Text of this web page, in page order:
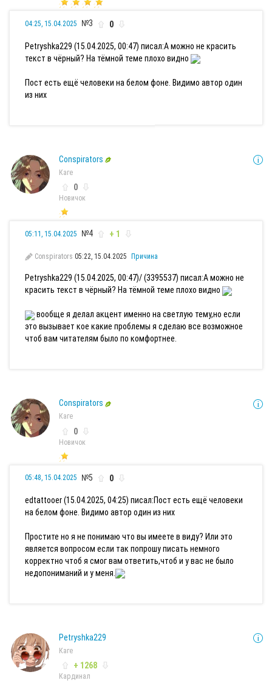
04:25, 15.04.2025 №3 0
Petryshka229 (15.04.2025, 00:47) писал:А можно не красить
текст в чёрный? На тёмной теме плохо видно
Пост есть ещё человеки на белом фоне. Видимо автор один
из них
Conspirators
Каге
0
Новичок
05:11, 15.04.2025 №4 + 1
Conspirators 05:22, 15.04.2025 Причина
Petryshka229 (15.04.2025, 00:47)/ (3395537) писал:А можно не
красить текст в чёрный? На тёмной теме плохо видно
вообще я делал акцент именно на светлую тему,но если
это вызывает кое какие проблемы я сделаю все возможное
чтоб вам читателям было по комфортнее.
Conspirators
Каге
0
Новичок
05:48, 15.04.2025 №5 0
edtattooer (15.04.2025, 04:25) писал:Пост есть ещё человеки
на белом фоне. Видимо автор один из них
Простите но я не понимаю что вы имеете в виду? Или это
является вопросом если так попрошу писать немного
корректно чтоб я смог вам ответить,чтоб и у вас не было
недопониманий и у меня.
Petryshka229
Каге
+ 1268
Кардинал